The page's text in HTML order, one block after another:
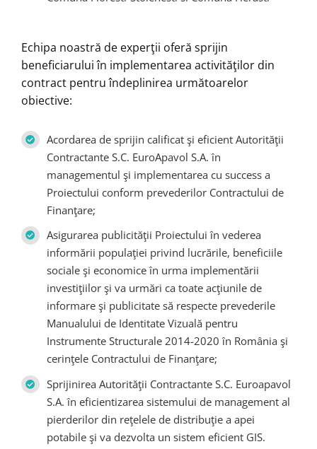
Echipa noastră de experţii oferă sprijin
beneficiarului în implementarea activităţilor din
contract pentru îndeplinirea următoarelor
obiective:
Acordarea de sprijin calificat şi eficient Autorităţii
Contractante S.C. EuroApavol S.A. în
managementul şi implementarea cu success a
Proiectului conform prevederilor Contractului de
Finanţare;
Asigurarea publicităţii Proiectului în vederea
informării populaţiei privind lucrările, beneficiile
sociale şi economice în urma implementării
investiţiilor şi va urmări ca toate acţiunile de
informare şi publicitate să respecte prevederile
Manualului de Identitate Vizuală pentru
Instrumente Structurale 2014-2020 în România şi
cerinţele Contractului de Finanţare;
Sprijinirea Autorităţii Contractante S.C. Euroapavol
S.A. în eficientizarea sistemului de management al
pierderilor din reţelele de distribuţie a apei
potabile şi va dezvolta un sistem eficient GIS.